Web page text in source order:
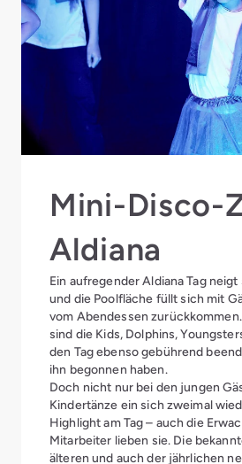
Mini-Disco-
Aldiana
Ein aufregender Aldiana Tag
und die Poolfläche füllt sich mit
vom Abendessen
sind die Kids, Dolphins,
den Tag ebenso gebührend
ihn begonnen haben.
Doch nicht nur bei den jungen
Kindertänze ein sich zweimal
Highlight am Tag – auch die
Mitarbeiter lieben sie. Die
älteren und auch der jährlichen